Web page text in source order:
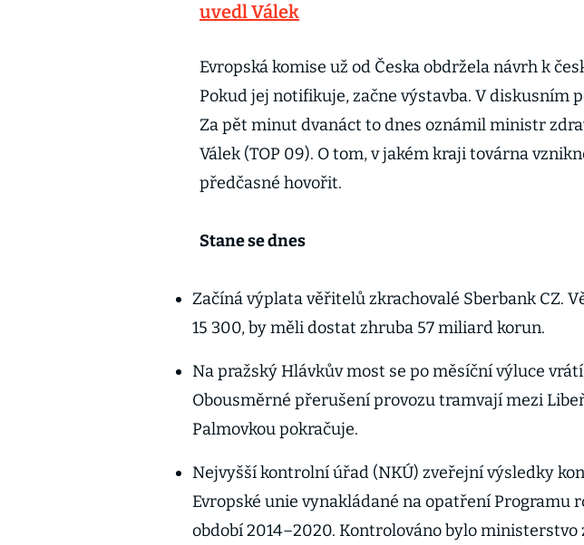
uvedl Válek
Evropská komise už od Česka obdržela návrh k
Pokud jej notifikuje, začne výstavba. V diskusním
Za pět minut dvanáct to dnes oznámil ministr
Válek (TOP 09). O tom, v jakém kraji továrna
předčasné hovořit.
Stane se dnes
Začíná výplata věřitelů zkrachovalé Sberbank CZ.
15 300, by měli dostat zhruba 57 miliard korun.
Na pražský Hlávkův most se po měsíční výluce
Obousměrné přerušení provozu tramvají mezi
Palmovkou pokračuje.
Nejvyšší kontrolní úřad (NKÚ) zveřejní výsledky
Evropské unie vynakládané na opatření Programu
období 2014–2020. Kontrolováno bylo